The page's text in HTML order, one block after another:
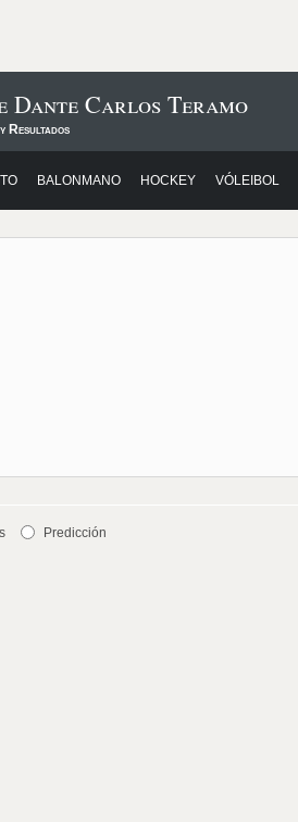
Dante Carlos Teramo
Resultados
BALONMANO HOCKEY VÓLEIBOL
Predicción